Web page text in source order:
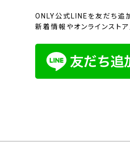
ONLY公式LINEを友だち追加
新着情報やオンラインスト